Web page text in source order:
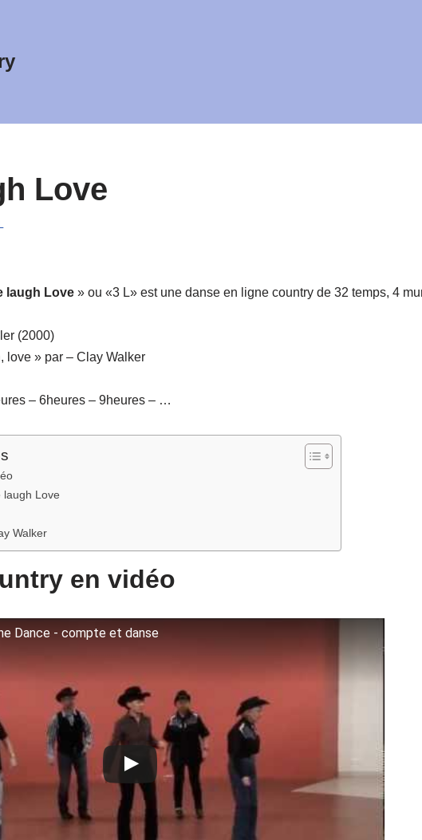
Love
laugh Love» ou «3 L» est une danse en ligne country de 32 temps, 4
(2000)
love » par – Clay Walker
– 6heures – 9heures – …
laugh Love
Walker
en vidéo
Dance - compte et danse